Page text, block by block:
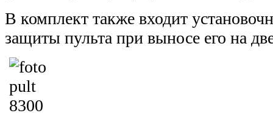
В комплект также входит
защиты пульта при выносе его на